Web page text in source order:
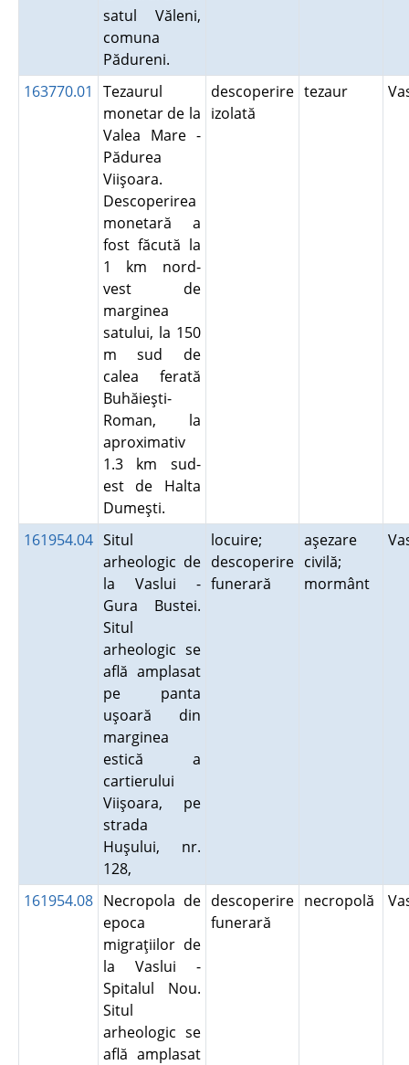
satul Văleni,
comuna
Pădureni.
163770.01
Tezaurul
monetar de la
Valea Mare -
Pădurea
Viişoara.
Descoperirea
monetară a
fost făcută la
1 km nord-
vest de
marginea
satului, la 150
m sud de
calea ferată
Buhăieşti-
Roman, la
aproximativ
1.3 km sud-
est de Halta
Dumeşti.
descoperire
izolată
tezaur
161954.04 Situl
arheologic de
la Vaslui -
Gura Bustei.
Situl
arheologic se
află amplasat
pe panta
uşoară din
marginea
estică a
cartierului
Viişoara, pe
strada
Huşului, nr.
128,
locuire;
descoperire
funerară
aşezare
civilă;
mormânt
161954.08 Necropola de
epoca
migraţiilor de
la Vaslui -
Spitalul Nou.
Situl
arheologic se
află amplasat
descoperire
funerară
necropolă